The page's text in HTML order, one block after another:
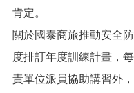
首
頁
網
導
肯定。
關於國泰商旅推動安全
度排訂年度訓練計畫，
責單位派員協助講習外